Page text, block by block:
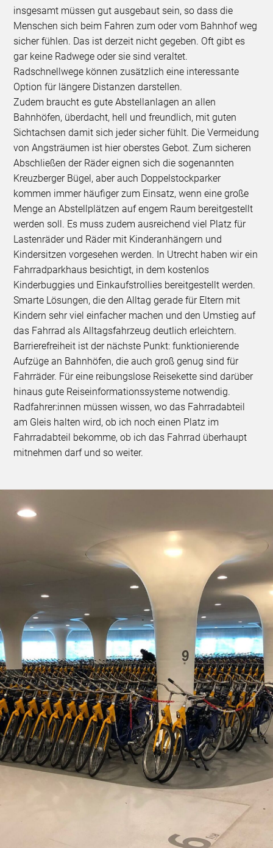
insgesamt müssen gut ausgebaut sein, so dass die
Menschen sich beim Fahren zum oder vom Bahnhof weg
sicher fühlen. Das ist derzeit nicht gegeben. Oft gibt es
gar keine Radwege oder sie sind veraltet.
Radschnellwege können zusätzlich eine interessante
Option für längere Distanzen darstellen.
Zudem braucht es gute Abstellanlagen an allen
Bahnhöfen, überdacht, hell und freundlich, mit guten
Sichtachsen damit sich jeder sicher fühlt. Die Vermeidung
von Angsträumen ist hier oberstes Gebot. Zum sicheren
Abschließen der Räder eignen sich die sogenannten
Kreuzberger Bügel, aber auch Doppelstockparker
kommen immer häufiger zum Einsatz, wenn eine große
Menge an Abstellplätzen auf engem Raum bereitgestellt
werden soll. Es muss zudem ausreichend viel Platz für
Lastenräder und Räder mit Kinderanhängern und
Kindersitzen vorgesehen werden. In Utrecht haben wir ein
Fahrradparkhaus besichtigt, in dem kostenlos
Kinderbuggies und Einkaufstrollies bereitgestellt werden.
Smarte Lösungen, die den Alltag gerade für Eltern mit
Kindern sehr viel einfacher machen und den Umstieg auf
das Fahrrad als Alltagsfahrzeug deutlich erleichtern.
Barrierefreiheit ist der nächste Punkt: funktionierende
Aufzüge an Bahnhöfen, die auch groß genug sind für
Fahrräder. Für eine reibungslose Reisekette sind darüber
hinaus gute Reiseinformationssysteme notwendig.
Radfahrer:innen müssen wissen, wo das Fahrradabteil
am Gleis halten wird, ob ich noch einen Platz im
Fahrradabteil bekomme, ob ich das Fahrrad überhaupt
mitnehmen darf und so weiter.